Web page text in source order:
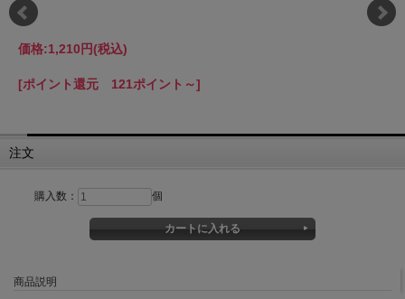
価格:1,210円(税込)
[ポイント還元 121ポイント～]
注文
購入数： 個
商品説明